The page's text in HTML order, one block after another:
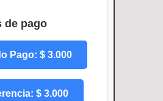
de pago
Pago: $ 3.000
$ 3.000